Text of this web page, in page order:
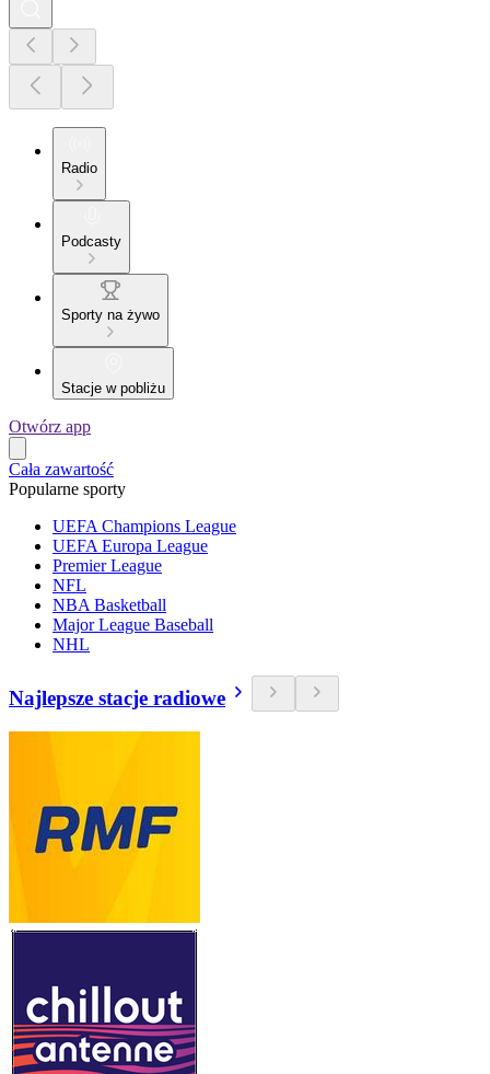
Radio
Podcasty
Sporty na żywo
Stacje w pobliżu
Otwórz app
Cała zawartość
Popularne sporty
UEFA Champions League
UEFA Europa League
Premier League
NFL
NBA Basketball
Major League Baseball
NHL
Najlepsze stacje radiowe